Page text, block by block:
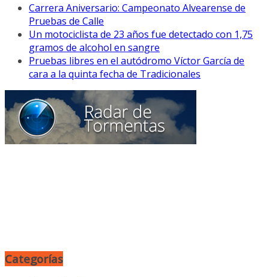
Carrera Aniversario: Campeonato Alvearense de
Pruebas de Calle
Un motociclista de 23 años fue detectado con 1,75
gramos de alcohol en sangre
Pruebas libres en el autódromo Víctor García de
cara a la quinta fecha de Tradicionales
Categorías